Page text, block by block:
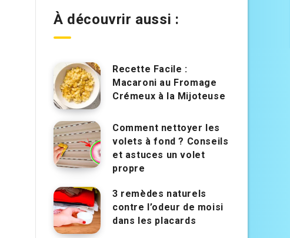
À découvrir aussi :
Recette Facile :
Macaroni au Fromage
Crémeux à la Mijoteuse
Comment nettoyer les
volets à fond ? Conseils
et astuces un volet
propre
3 remèdes naturels
contre l’odeur de moisi
dans les placards